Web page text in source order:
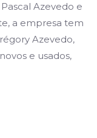
Azevedo e
a empresa tem
Azevedo,
e usados,